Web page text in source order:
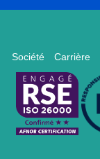
Société Carrière